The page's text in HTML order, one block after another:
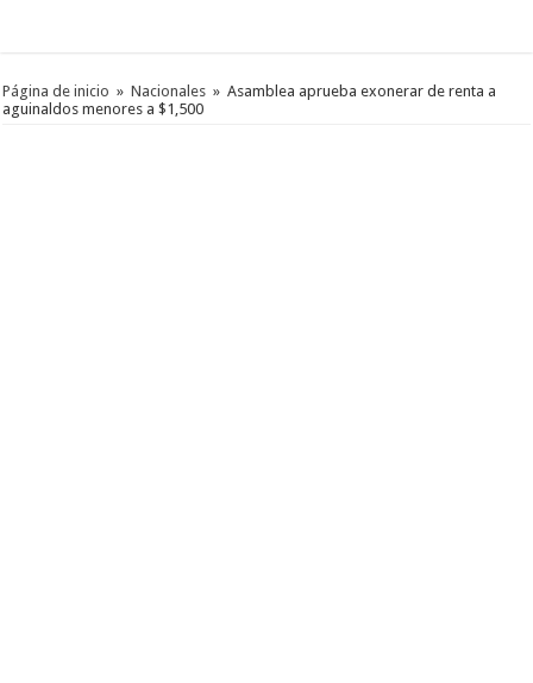
Página de inicio » Nacionales » Asamblea aprueba exonerar de renta a
aguinaldos menores a $1,500